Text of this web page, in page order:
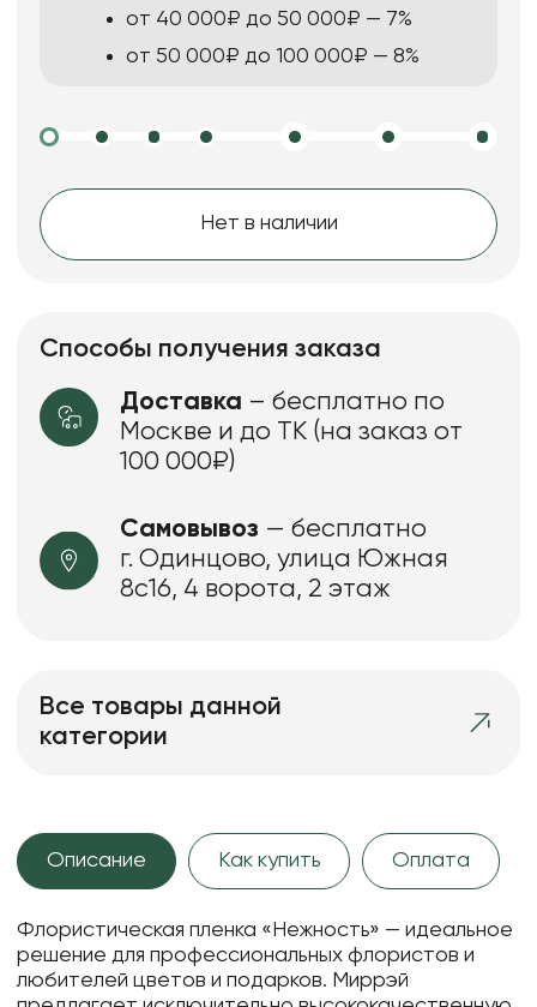
от 40 000₽ до 50 000₽ — 7%
от 50 000₽ до 100 000₽ — 8%
Нет в наличии
Способы получения заказа
Доставка – бесплатно по
Москве и до ТК (на заказ от
100 000₽)
Самовывоз — бесплатно
г. Одинцово, улица Южная
8с16, 4 ворота, 2 этаж
Все товары данной
категории
Описание Как купить Оплата
Флористическая пленка «Нежность» — идеальное
решение для профессиональных флористов и
любителей цветов и подарков. Миррэй